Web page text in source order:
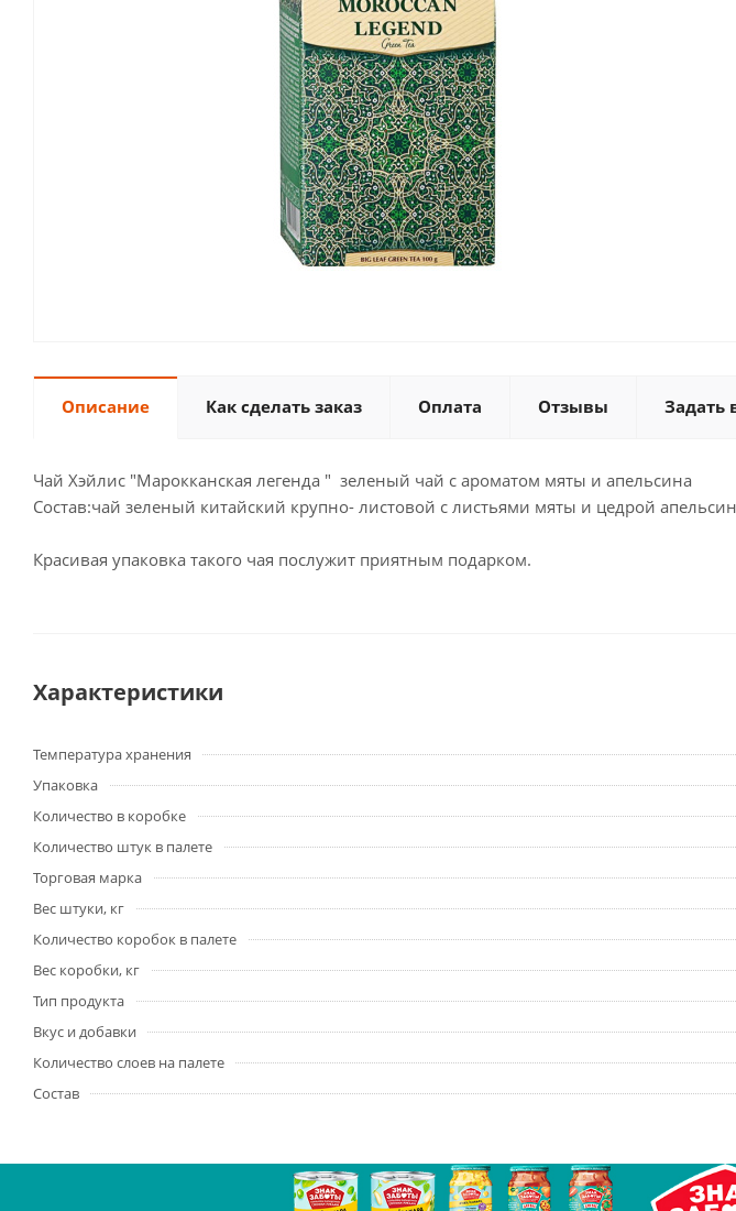
Описание Как сделать заказ Оплата Отзывы Задать
Чай Хэйлис "Марокканская легенда " зеленый чай с ароматом мяты и апельсина
Состав:чай зеленый китайский крупно- листовой с листьями мяты и цедрой
Красивая упаковка такого чая послужит приятным подарком.
Характеристики
Температура хранения
Упаковка
Количество в коробке
Количество штук в палете
Торговая марка
Вес штуки, кг
Количество коробок в палете
Вес коробки, кг
Тип продукта
Вкус и добавки
Количество слоев на палете
Состав